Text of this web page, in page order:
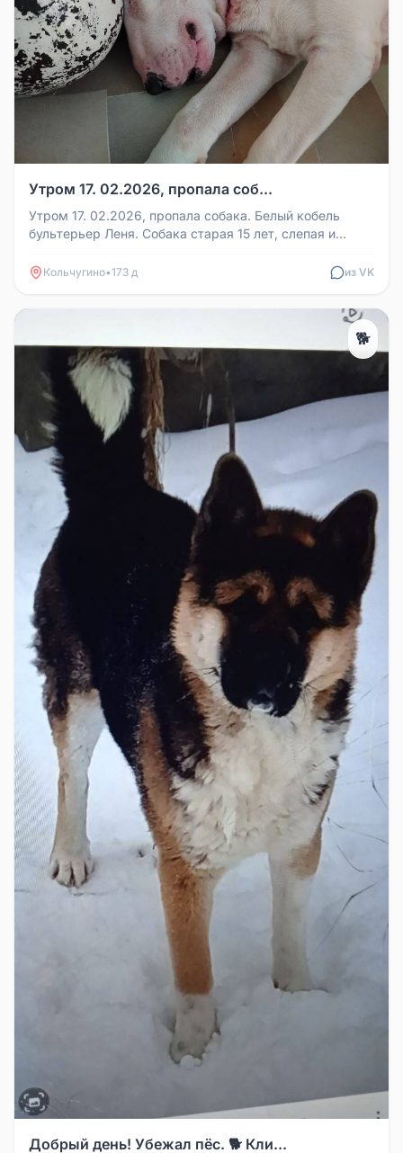
Утром 17. 02.2026, пропала соб...
Утром 17. 02.2026, пропала собака. Белый кобель
бультерьер Леня. Собака старая 15 лет, слепая и
Кольчугино•173 д из VK
🐕
Добрый день! Убежал пёс. 🐕 Кли...